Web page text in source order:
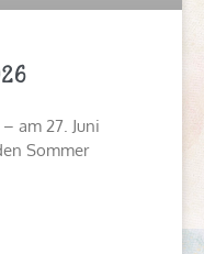
am 27. Juni
Sommer